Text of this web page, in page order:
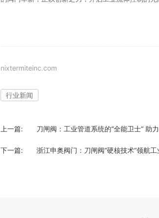
nixtermiteinc.com
行业新闻
上一篇: 刀闸阀：工业管道系统的“全能卫士” 助
下一篇: 浙江申奥阀门：刀闸阀“硬核技术”领航